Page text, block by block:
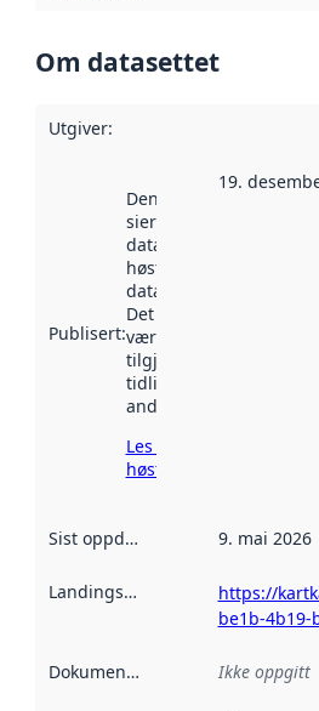
Om datasettet
Utgiver:
Publisert:
Denne datoen
sier når
datasettet ble
høstet av
data.norge.no.
Det kan ha
vært
tilgjengelig
tidligere
andre steder.
Les mer om
høsting her
19.
Sist oppdatert 9. mai 2026
Landingsside
https://
be1b-4b19-
Dokumentasjon Ikke oppgitt